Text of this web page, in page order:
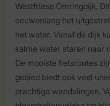
Westfriese Omringdijk.
eeuwenlang het
het water. Vanaf de dijk
kalme water staren naar
De mooiste fietsroutes
gebied biedt ook veel
prachtige wandelingen.